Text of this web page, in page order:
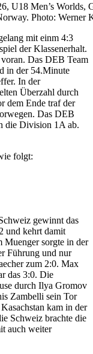
U18 Men’s Worlds,
Photo: Werner
mit einm 4:3
der Klassenerhalt.
Das DEB Team
in der 54.Minute
In der
Überzahl durch
dem Ende traf der
Das DEB
die Division 1A ab.
folgt:
gewinnt das
und kehrt damit
sorgte in der
Führung und nur
zum 2:0. Max
das 3:0. Die
durch Ilya Gromov
Zambelli sein Tor
kam in der
Schweiz brachte die
auch weiter